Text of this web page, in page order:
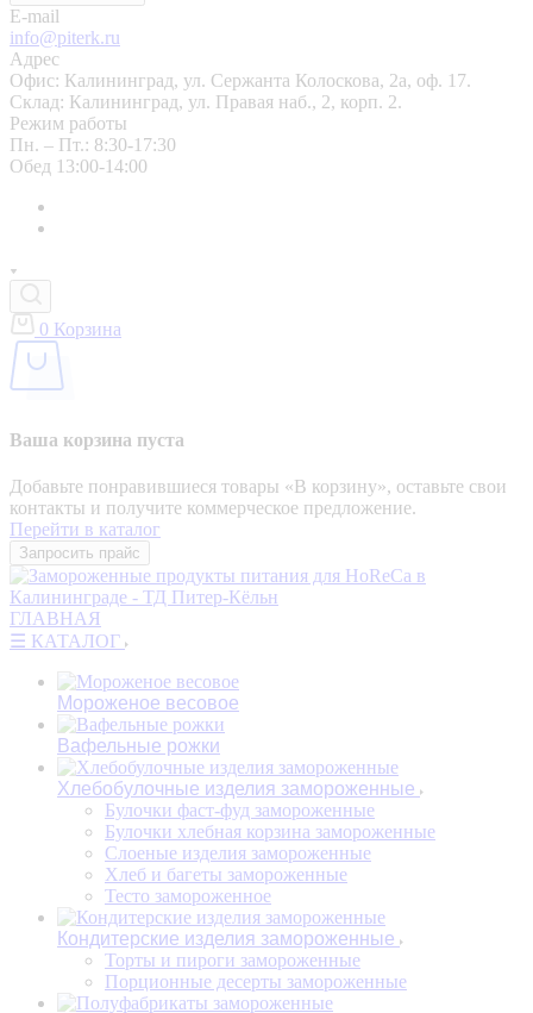
E-mail
info@piterk.ru
Адрес
Офис: Калининград, ул. Сержанта Колоскова, 2а, оф. 17.
Склад: Калининград, ул. Правая наб., 2, корп. 2.
Режим работы
Пн. – Пт.: 8:30-17:30
Обед 13:00-14:00
0 Корзина
Ваша корзина пуста
Добавьте понравившиеся товары «‎В корзину»‎, оставьте свои
контакты и получите коммерческое предложение.
Перейти в каталог
Запросить прайс
ГЛАВНАЯ
☰ КАТАЛОГ
Мороженое весовое
Вафельные рожки
Хлебобулочные изделия замороженные
Булочки фаст-фуд замороженные
Булочки хлебная корзина замороженные
Слоеные изделия замороженные
Хлеб и багеты замороженные
Тесто замороженное
Кондитерские изделия замороженные
Торты и пироги замороженные
Порционные десерты замороженные